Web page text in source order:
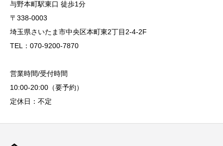
与野本町駅東口 徒歩1分
〒338-0003
埼玉県さいたま市中央区本町東2丁目2-4-2F
TEL：070-9200-7870
営業時間/受付時間
10:00-20:00（要予約）
定休日：不定